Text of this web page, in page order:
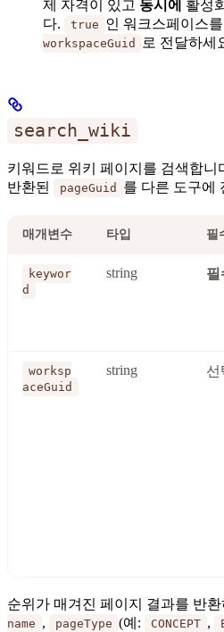
제 자격이 있고 동시에
활성
다.
true 인 워크스페이스
workspaceGuid 로 전달하세
search_wiki
키워드로 위키 페이지를 검색합니
반환된
pageGuid 를 다른 도구에
매개변수 타입 필
keywor
d
string 필
worksp
aceGuid
string 선
순위가 매겨진 페이지 결과를 반
name , pageType (예: CONCEPT ,